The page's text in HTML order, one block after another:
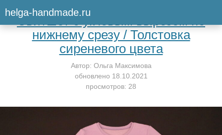
helga-handmade.ruВернуться к мастер-классу
Свитшот с угловым вырезом по
нижнему срезу / Толстовка
сиреневого цвета
Автор: Ольга Максимова
обновлено 18.10.2021
просмотров: 28